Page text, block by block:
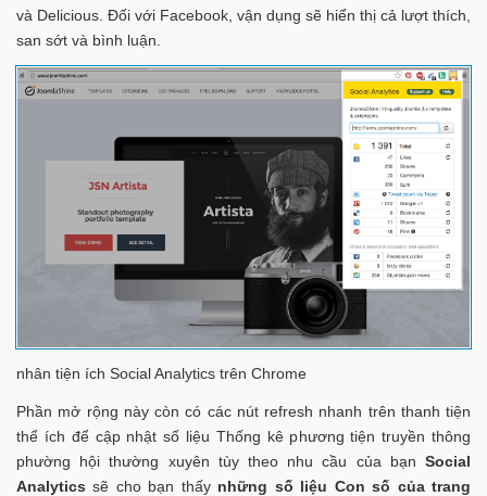
và Delicious. Đối với Facebook, vận dụng sẽ hiển thị cả lượt thích,
san sớt và bình luận.
nhân tiện ích Social Analytics trên Chrome
Phần mở rộng này còn có các nút refresh nhanh trên thanh tiện
thể ích để cập nhật số liệu Thống kê phương tiện truyền thông
phường hội thường xuyên tùy theo nhu cầu của bạn Social
Analytics sẽ cho bạn thấy những số liệu Con số của trang